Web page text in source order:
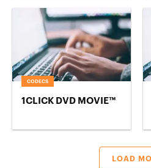
CODECS
1CLICK DVD MOVIE™
LOAD